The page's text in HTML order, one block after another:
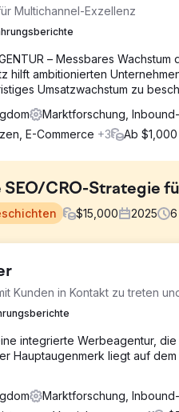
Multichannel-Exzellenz
– Messbares
hilft ambitionierten
Umsatzwachstum zu
Marktforschung,
E-Commerce +3 Ab $1,000
SEO/CRO-Strategie
$15,000 2025 6
Direktbuchungen zu
Der nicht markenbezogene
mit größeren
steigerte. Hier kamen wir mit
die Optimierung der
Kunden in Kontakt zu treten
integrierte Werbeagentur,
Hauptaugenmerk liegt auf
Marktforschung,